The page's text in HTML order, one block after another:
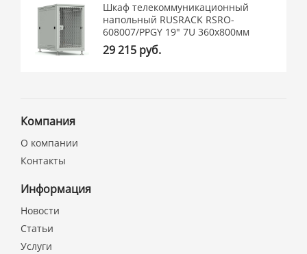
Шкаф телекоммуникационный
напольный RUSRACK RSRO-
608007/PPGY 19" 7U 360x800мм
29 215 руб.
Компания
О компании
Контакты
Информация
Новости
Статьи
Услуги